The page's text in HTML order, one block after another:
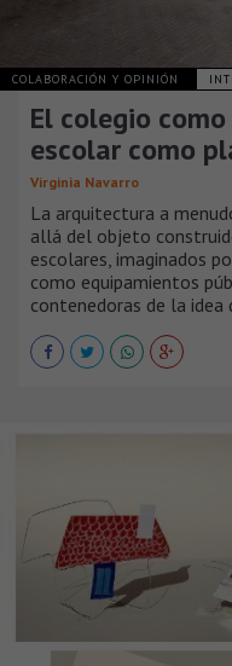
COLABORACIÓN Y OPINIÓN
El colegio
escolar como
Virginia Navarro
La arquitectura a
allá del objeto
escolares, imaginados
como equipamientos
contenedoras de la idea